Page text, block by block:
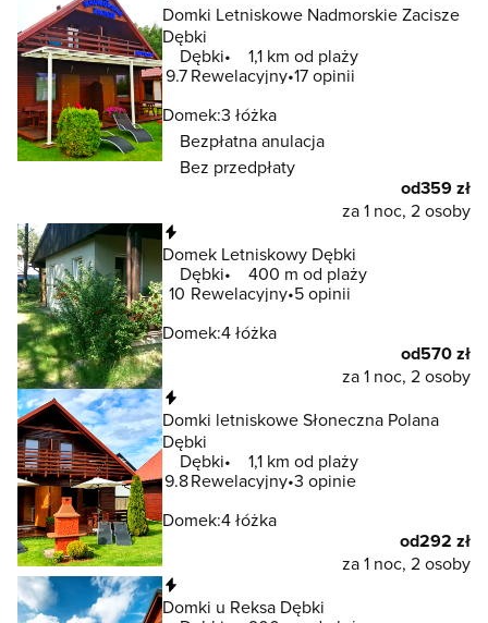
Domki Letniskowe Nadmorskie Zacisze
Dębki
Dębki
1,1 km od plaży
9.7Rewelacyjny 17 opinii
Domek:3 łóżka
Bezpłatna anulacja
Bez przedpłaty
od359 zł
za 1 noc, 2 osoby
Domek Letniskowy Dębki
Dębki
400 m od plaży
10 Rewelacyjny 5 opinii
Domek:4 łóżka
od570 zł
za 1 noc, 2 osoby
Domki letniskowe Słoneczna Polana
Dębki
Dębki
1,1 km od plaży
9.8Rewelacyjny 3 opinie
Domek:4 łóżka
od292 zł
za 1 noc, 2 osoby
Domki u Reksa Dębki